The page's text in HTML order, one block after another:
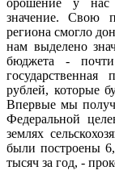
значение. Свою
региона смогло
нам выделено
бюджета -
рублей, которые
Впервые мы
Федеральной
землях
были построены
тысяч за год, -